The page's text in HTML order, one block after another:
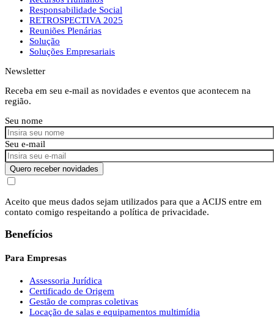
Responsabilidade Social
RETROSPECTIVA 2025
Reuniões Plenárias
Solução
Soluções Empresariais
Newsletter
Receba em seu e-mail as novidades e eventos que acontecem na
região.
Seu nome
Seu e-mail
Quero receber novidades
Aceito que meus dados sejam utilizados para que a ACIJS entre em
contato comigo respeitando a política de privacidade.
Benefícios
Para Empresas
Assessoria Jurídica
Certificado de Origem
Gestão de compras coletivas
Locação de salas e equipamentos multimídia